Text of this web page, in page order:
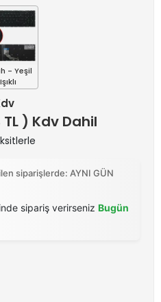
- Yeşil
Işıklı
) Kdv Dahil
siparişlerde: AYNI GÜN
sipariş verirseniz Bugün